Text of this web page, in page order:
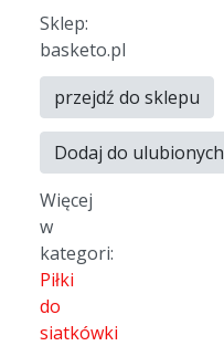
Sklep:
basketo.pl
przejdź do sklepu
Dodaj do ulubionych
Więcej
w
kategori:
Piłki
do
siatkówki